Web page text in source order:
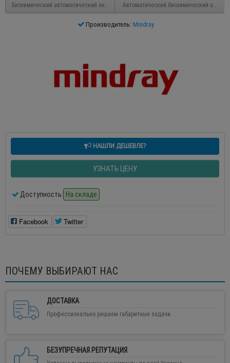
Биохимический автоматический анализатор Mindray BS-400
Автоматический биохимический
Производитель: Mindray
НАШЛИ ДЕШЕВЛЕ?
УЗНАТЬ ЦЕНУ
Доступность: На складе
Facebook Twitter
ПОЧЕМУ ВЫБИРАЮТ НАС
ДОСТАВКА
Профессионально решаем габаритные задачи.
БЕЗУПРЕЧНАЯ РЕПУТАЦИЯ